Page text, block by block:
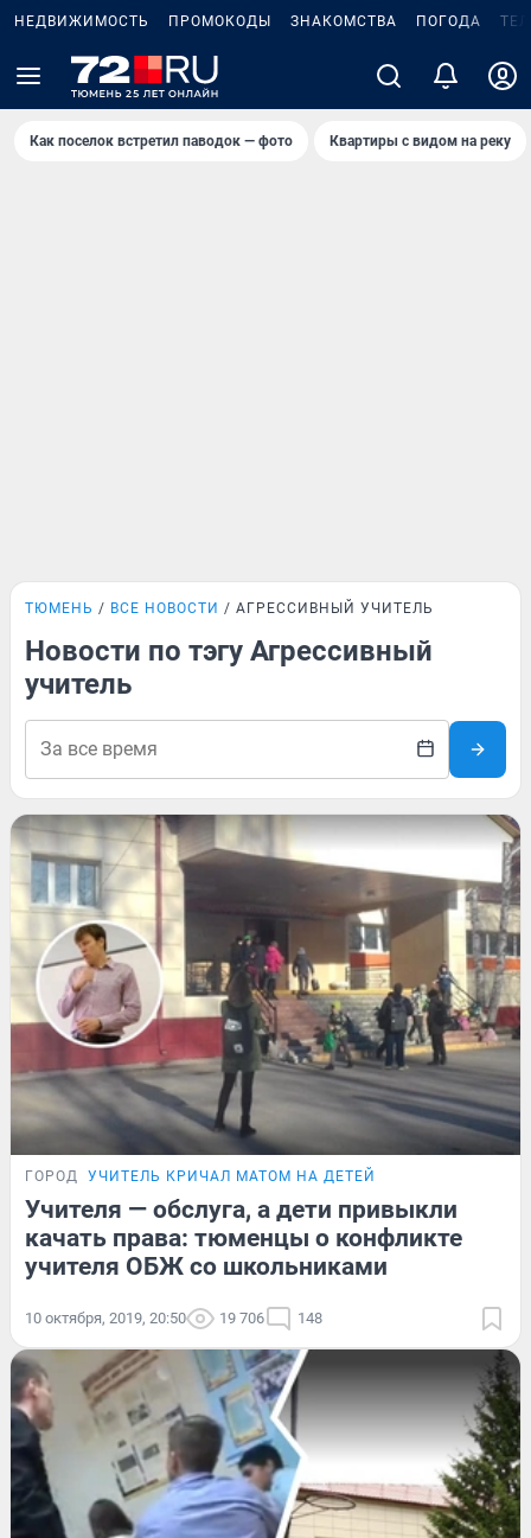
НЕДВИЖИМОСТЬ ПРОМОКОДЫ ЗНАКОМСТВА ПОГОДА
Как поселок встретил паводок — фото Квартиры с видом на реку
ТЮМЕНЬ ВСЕ НОВОСТИ АГРЕССИВНЫЙ УЧИТЕЛЬ
Новости по тэгу Агрессивный
учитель
ГОРОД УЧИТЕЛЬ КРИЧАЛ МАТОМ НА ДЕТЕЙ
Учителя — обслуга, а дети привыкли
качать права: тюменцы о конфликте
учителя ОБЖ со школьниками
10 октября, 2019, 20:50 19 706 148